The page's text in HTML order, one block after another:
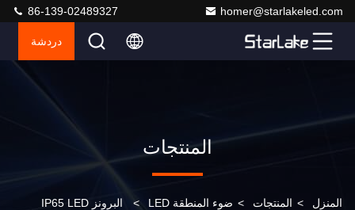
homer@starlakeled.com
86-139-02489327
دردشة
المنتجات
المنزل > المنتجات > ضوء المنطقة LED > البرونز IP65 LED